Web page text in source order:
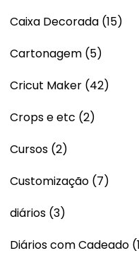
Caixa Decorada (15)
Cartonagem (5)
Cricut Maker (42)
Crops e etc (2)
Cursos (2)
Customização (7)
diários (3)
Diários com Cadeado